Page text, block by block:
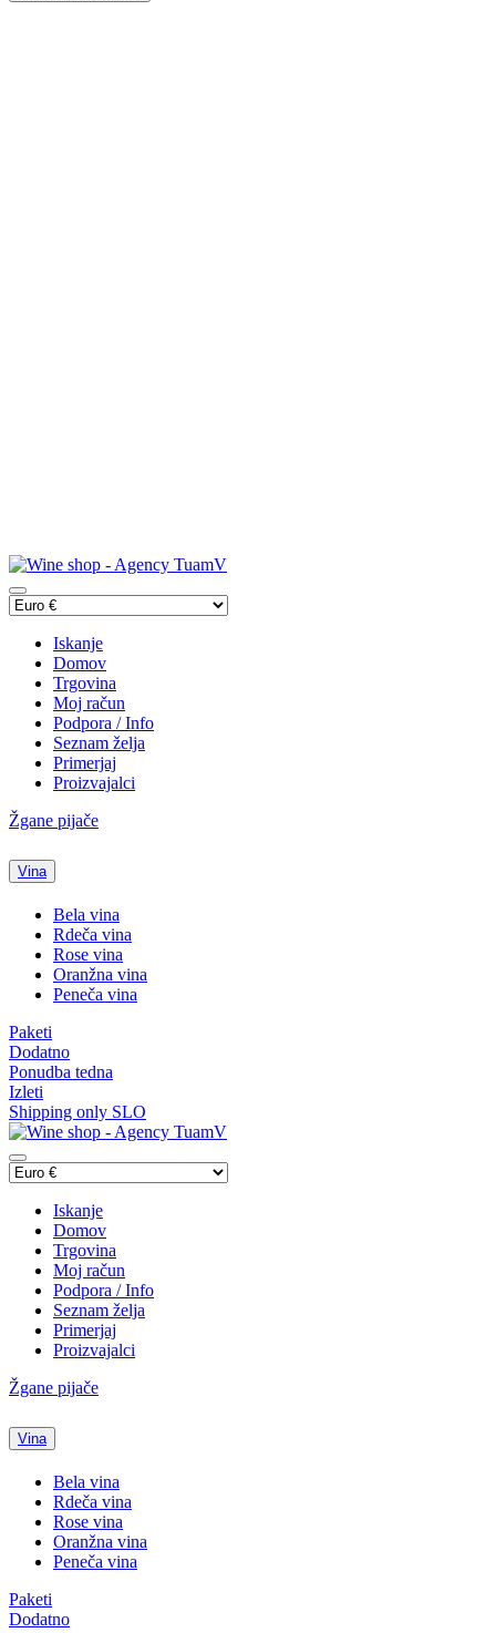
Iskanje
Domov
Trgovina
Moj račun
Podpora / Info
Seznam želja
Primerjaj
Proizvajalci
Žgane pijače
Vina
Bela vina
Rdeča vina
Rose vina
Oranžna vina
Peneča vina
Paketi
Dodatno
Ponudba tedna
Izleti
Shipping only SLO
Iskanje
Domov
Trgovina
Moj račun
Podpora / Info
Seznam želja
Primerjaj
Proizvajalci
Žgane pijače
Vina
Bela vina
Rdeča vina
Rose vina
Oranžna vina
Peneča vina
Paketi
Dodatno